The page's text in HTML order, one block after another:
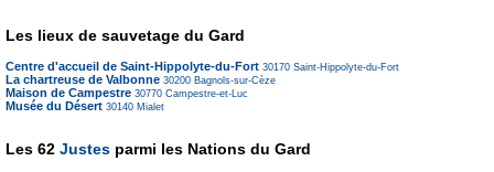
Les lieux de sauvetage du Gard
Centre d'accueil de Saint-Hippolyte-du-Fort 30170 Saint-Hippolyte-du-Fort
La chartreuse de Valbonne 30200 Bagnols-sur-Cèze
Maison de Campestre 30770 Campestre-et-Luc
Musée du Désert 30140 Mialet
Les 62 Justes parmi les Nations du Gard